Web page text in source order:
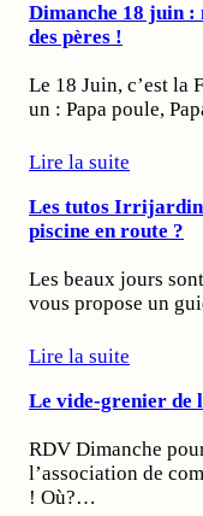
Dimanche 18 juin :
des pères !
Le 18 Juin, c’est la
un : Papa poule,
Lire la suite
Les tutos Irrijardin
piscine en route ?
Les beaux jours
vous propose un
Lire la suite
Le vide-grenier de
RDV Dimanche
l’association de
! Où?…